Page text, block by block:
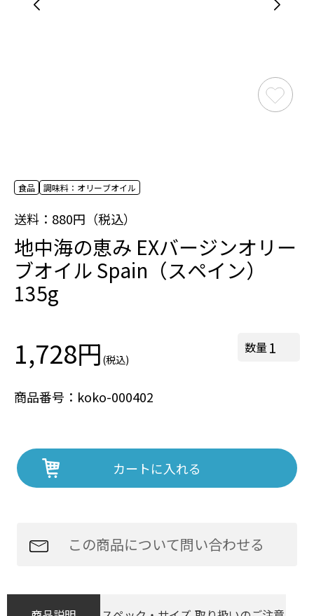
食品 調味料：オリーブオイル
送料：880円（税込）
地中海の恵み EXバージンオリー
ブオイル Spain（スペイン）
135g
1,728円 (税込)
数量
商品番号：koko-000402
カートに入れる
この商品について問い合わせる